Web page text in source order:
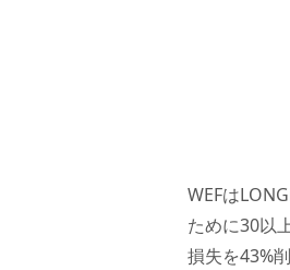
WEFは
ために30以
損失を43%